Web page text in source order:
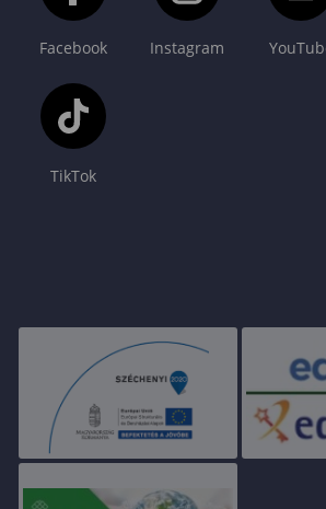
Facebook Instagram
TikTok